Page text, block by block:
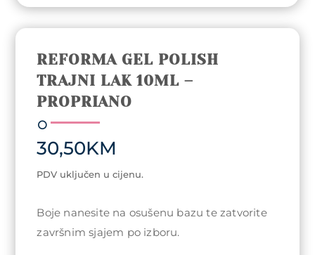
REFORMA GEL POLISH
TRAJNI LAK 10ML –
PROPRIANO
30,50KM
PDV uključen u cijenu.
Boje nanesite na osušenu bazu te zatvorite
završnim sjajem po izboru.